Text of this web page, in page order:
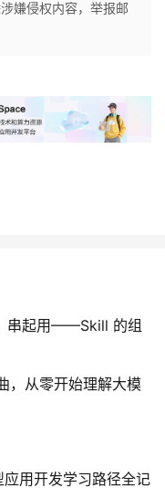
嫌侵权内容，举报邮
串起用——Skill 的组
，从零开始理解大模
用开发学习路径全记